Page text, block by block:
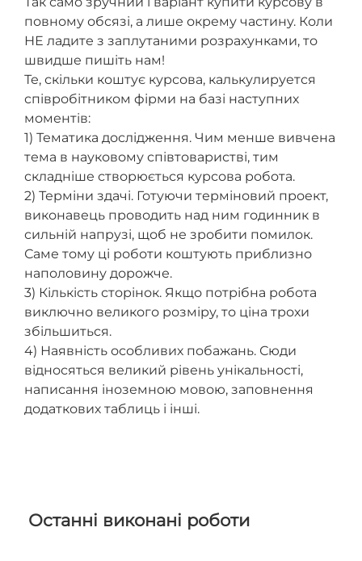
повному обсязі, а лише окрему частину. Коли
НЕ ладите з заплутаними розрахунками, то
швидше пишіть нам!
Те, скільки коштує курсова, калькулируется
співробітником фірми на базі наступних
моментів:
1) Тематика дослідження. Чим менше вивчена
тема в науковому співтоваристві, тим
складніше створюється курсова робота.
2) Терміни здачі. Готуючи терміновий проект,
виконавець проводить над ним годинник в
сильній напрузі, щоб не зробити помилок.
Саме тому ці роботи коштують приблизно
наполовину дорожче.
3) Кількість сторінок. Якщо потрібна робота
виключно великого розміру, то ціна трохи
збільшиться.
4) Наявність особливих побажань. Сюди
відносяться великий рівень унікальності,
написання іноземною мовою, заповнення
додаткових таблиць і інші.
Останні виконані роботи